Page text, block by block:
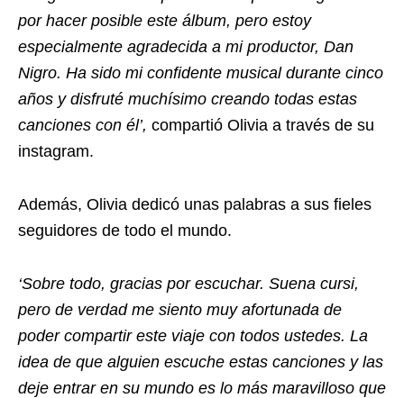
por hacer posible este álbum, pero estoy
especialmente agradecida a mi productor, Dan
Nigro. Ha sido mi confidente musical durante cinco
años y disfruté muchísimo creando todas estas
canciones con él’, compartió Olivia a través de su
instagram.
Además, Olivia dedicó unas palabras a sus fieles
seguidores de todo el mundo.
‘Sobre todo, gracias por escuchar. Suena cursi,
pero de verdad me siento muy afortunada de
poder compartir este viaje con todos ustedes. La
idea de que alguien escuche estas canciones y las
deje entrar en su mundo es lo más maravilloso que